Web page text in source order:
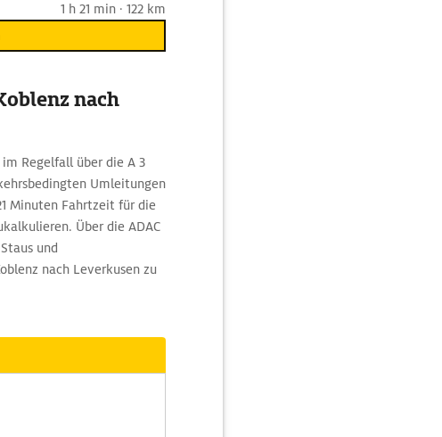
1 h 21 min · 122 km
nach
Regelfall über die A 3
Umleitungen
Minuten Fahrtzeit für die
Über die ADAC
und
nach Leverkusen zu